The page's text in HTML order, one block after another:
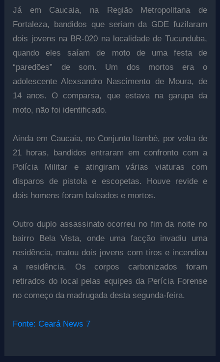
Já em Caucaia, na Região Metropolitana de
Fortaleza, bandidos que seriam da GDE fuzilaram
dois jovens na BR-020 na localidade de Tucunduba,
quando eles saíam de moto de uma festa de
“paredões” de som. Um dos mortos era o
adolescente Alexsandro Nascimento de Moura, de
14 anos. O comparsa, que estava na garupa da
moto, não foi identificado.
Ainda em Caucaia, no Conjunto Itambé, por volta de
21 horas, bandidos entraram em confronto com a
Polícia Militar e atingiram várias viaturas com
disparos de pistola e escopetas. Houve revide e
dois homens foram baleados e mortos.
Outro duplo assassinato ocorreu no fim da noite no
bairro Bela Vista, onde uma facção invadiu uma
residência, matou dois jovens com tiros e incendiou
a residência. Os corpos carbonizados foram
retirados do local pelas equipes da Perícia Forense
no começo da madrugada desta segunda-feira.
Fonte: Ceará News 7